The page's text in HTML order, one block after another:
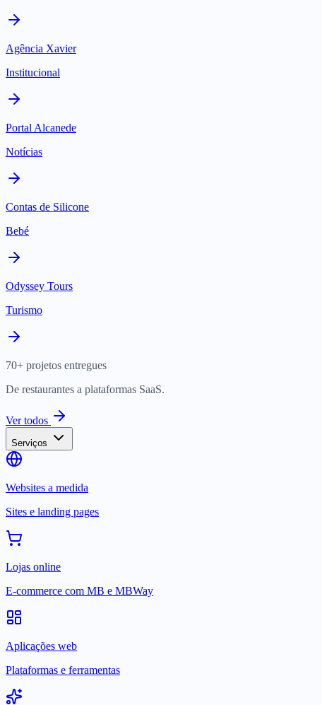
Agência Xavier
Institucional
Portal Alcanede
Notícias
Contas de Silicone
Bebé
Odyssey Tours
Turismo
70+ projetos entregues
De restaurantes a plataformas SaaS.
Ver todos
Serviços
Websites a medida
Sites e landing pages
Lojas online
E-commerce com MB e MBWay
Aplicações web
Plataformas e ferramentas